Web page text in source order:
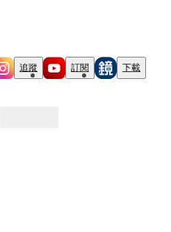
追蹤 訂閱 下載